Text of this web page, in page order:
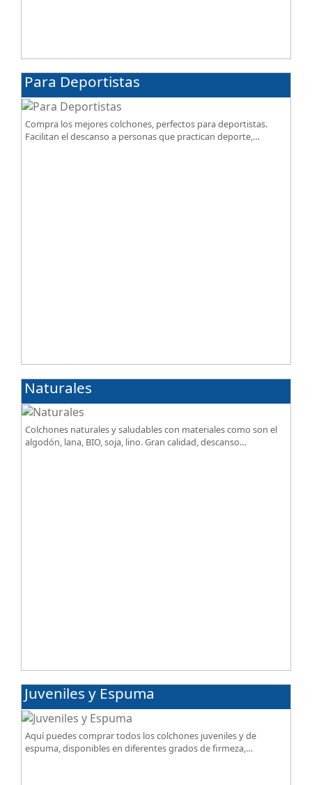
Para Deportistas
Compra los mejores colchones, perfectos para deportistas.
Facilitan el descanso a personas que practican deporte,
Naturales
Colchones naturales y saludables con materiales como son el
algodón, lana, BIO, soja, lino. Gran calidad, descanso
Juveniles y Espuma
Aquí puedes comprar todos los colchones juveniles y de
espuma, disponibles en diferentes grados de firmeza,